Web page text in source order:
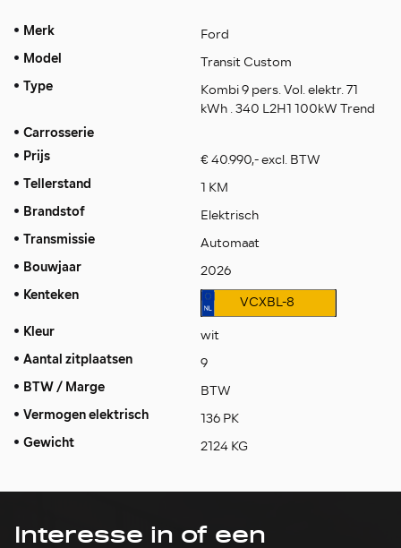
Merk Ford
Model Transit Custom
Type
Kombi 9 pers. Vol. elektr. 71
kWh . 340 L2H1 100kW Trend
Carrosserie
Prijs
€ 40.990,- excl. BTW
Tellerstand 1 KM
Brandstof Elektrisch
Transmissie Automaat
Bouwjaar 2026
Kenteken VCXBL-8
Kleur wit
Aantal zitplaatsen 9
BTW / Marge BTW
Vermogen elektrisch 136 PK
Gewicht 2124 KG
Interesse in of een